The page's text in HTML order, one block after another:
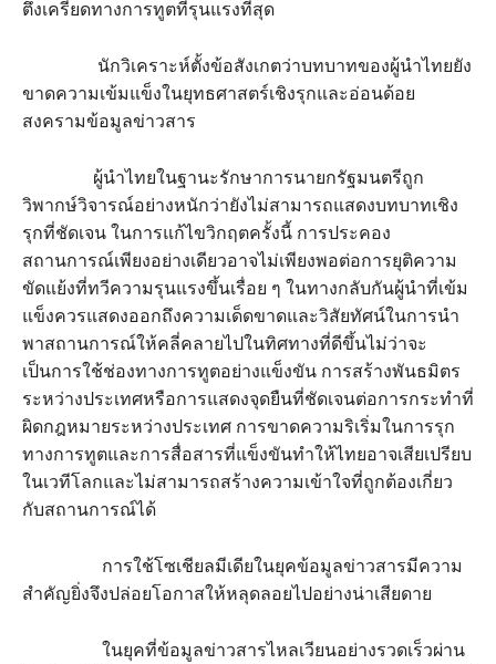
ตึงเครียดทางการทูตที่รุนแรงที่สุด
นักวิเคราะห์ตั้งข้อสังเกตว่าบทบาทของผู้นำไทยยัง
ขาดความเข้มแข็งในยุทธศาสตร์เชิงรุกและอ่อนด้อย
สงครามข้อมูลข่าวสาร
ผู้นำไทยในฐานะรักษาการนายกรัฐมนตรีถูก
วิพากษ์วิจารณ์อย่างหนักว่ายังไม่สามารถแสดงบทบาทเชิง
รุกที่ชัดเจน ในการแก้ไขวิกฤตครั้งนี้ การประคอง
สถานการณ์เพียงอย่างเดียวอาจไม่เพียงพอต่อการยุติความ
ขัดแย้งที่ทวีความรุนแรงขึ้นเรื่อย ๆ ในทางกลับกันผู้นำที่เข้ม
แข็งควรแสดงออกถึงความเด็ดขาดและวิสัยทัศน์ในการนำ
พาสถานการณ์ให้คลี่คลายไปในทิศทางที่ดีขึ้นไม่ว่าจะ
เป็นการใช้ช่องทางการทูตอย่างแข็งขัน การสร้างพันธมิตร
ระหว่างประเทศหรือการแสดงจุดยืนที่ชัดเจนต่อการกระทำที่
ผิดกฎหมายระหว่างประเทศ การขาดความริเริ่มในการรุก
ทางการทูตและการสื่อสารที่แข็งขันทำให้ไทยอาจเสียเปรียบ
ในเวทีโลกและไม่สามารถสร้างความเข้าใจที่ถูกต้องเกี่ยว
กับสถานการณ์ได้
การใช้โซเชียลมีเดียในยุคข้อมูลข่าวสารมีความ
สำคัญยิ่งจึงปล่อยโอกาสให้หลุดลอยไปอย่างน่าเสียดาย
ในยุคที่ข้อมูลข่าวสารไหลเวียนอย่างรวดเร็วผ่าน